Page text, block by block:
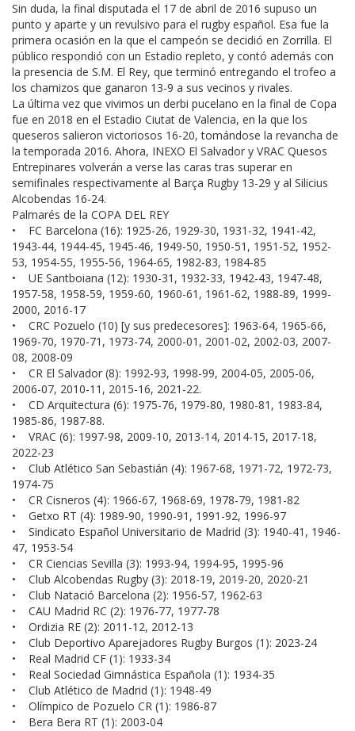
Sin duda, la final disputada el 17 de abril de 2016 supuso un
punto y aparte y un revulsivo para el rugby español. Esa fue la
primera ocasión en la que el campeón se decidió en Zorrilla. El
público respondió con un Estadio repleto, y contó además con
la presencia de S.M. El Rey, que terminó entregando el trofeo a
los chamizos que ganaron 13-9 a sus vecinos y rivales.
La última vez que vivimos un derbi pucelano en la final de Copa
fue en 2018 en el Estadio Ciutat de Valencia, en la que los
queseros salieron victoriosos 16-20, tomándose la revancha de
la temporada 2016. Ahora, INEXO El Salvador y VRAC Quesos
Entrepinares volverán a verse las caras tras superar en
semifinales respectivamente al Barça Rugby 13-29 y al Silicius
Alcobendas 16-24.
Palmarés de la COPA DEL REY
• FC Barcelona (16): 1925-26, 1929-30, 1931-32, 1941-42,
1943-44, 1944-45, 1945-46, 1949-50, 1950-51, 1951-52, 1952-
53, 1954-55, 1955-56, 1964-65, 1982-83, 1984-85
• UE Santboiana (12): 1930-31, 1932-33, 1942-43, 1947-48,
1957-58, 1958-59, 1959-60, 1960-61, 1961-62, 1988-89, 1999-
2000, 2016-17
• CRC Pozuelo (10) [y sus predecesores]: 1963-64, 1965-66,
1969-70, 1970-71, 1973-74, 2000-01, 2001-02, 2002-03, 2007-
08, 2008-09
• CR El Salvador (8): 1992-93, 1998-99, 2004-05, 2005-06,
2006-07, 2010-11, 2015-16, 2021-22.
• CD Arquitectura (6): 1975-76, 1979-80, 1980-81, 1983-84,
1985-86, 1987-88.
• VRAC (6): 1997-98, 2009-10, 2013-14, 2014-15, 2017-18,
2022-23
• Club Atlético San Sebastián (4): 1967-68, 1971-72, 1972-73,
1974-75
• CR Cisneros (4): 1966-67, 1968-69, 1978-79, 1981-82
• Getxo RT (4): 1989-90, 1990-91, 1991-92, 1996-97
• Sindicato Español Universitario de Madrid (3): 1940-41, 1946-
47, 1953-54
• CR Ciencias Sevilla (3): 1993-94, 1994-95, 1995-96
• Club Alcobendas Rugby (3): 2018-19, 2019-20, 2020-21
• Club Natació Barcelona (2): 1956-57, 1962-63
• CAU Madrid RC (2): 1976-77, 1977-78
• Ordizia RE (2): 2011-12, 2012-13
• Club Deportivo Aparejadores Rugby Burgos (1): 2023-24
• Real Madrid CF (1): 1933-34
• Real Sociedad Gimnástica Española (1): 1934-35
• Club Atlético de Madrid (1): 1948-49
• Olímpico de Pozuelo CR (1): 1986-87
• Bera Bera RT (1): 2003-04